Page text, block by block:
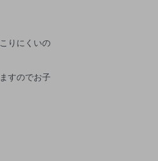
りにくいの
すのでお子